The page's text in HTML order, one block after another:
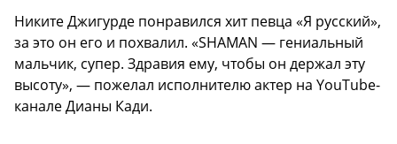
Никите Джигурде понравился хит певца «Я русский»,
за это он его и похвалил. «SHAMAN — гениальный
мальчик, супер. Здравия ему, чтобы он держал эту
высоту», — пожелал исполнителю актер на YouTube-
канале Дианы Кади.